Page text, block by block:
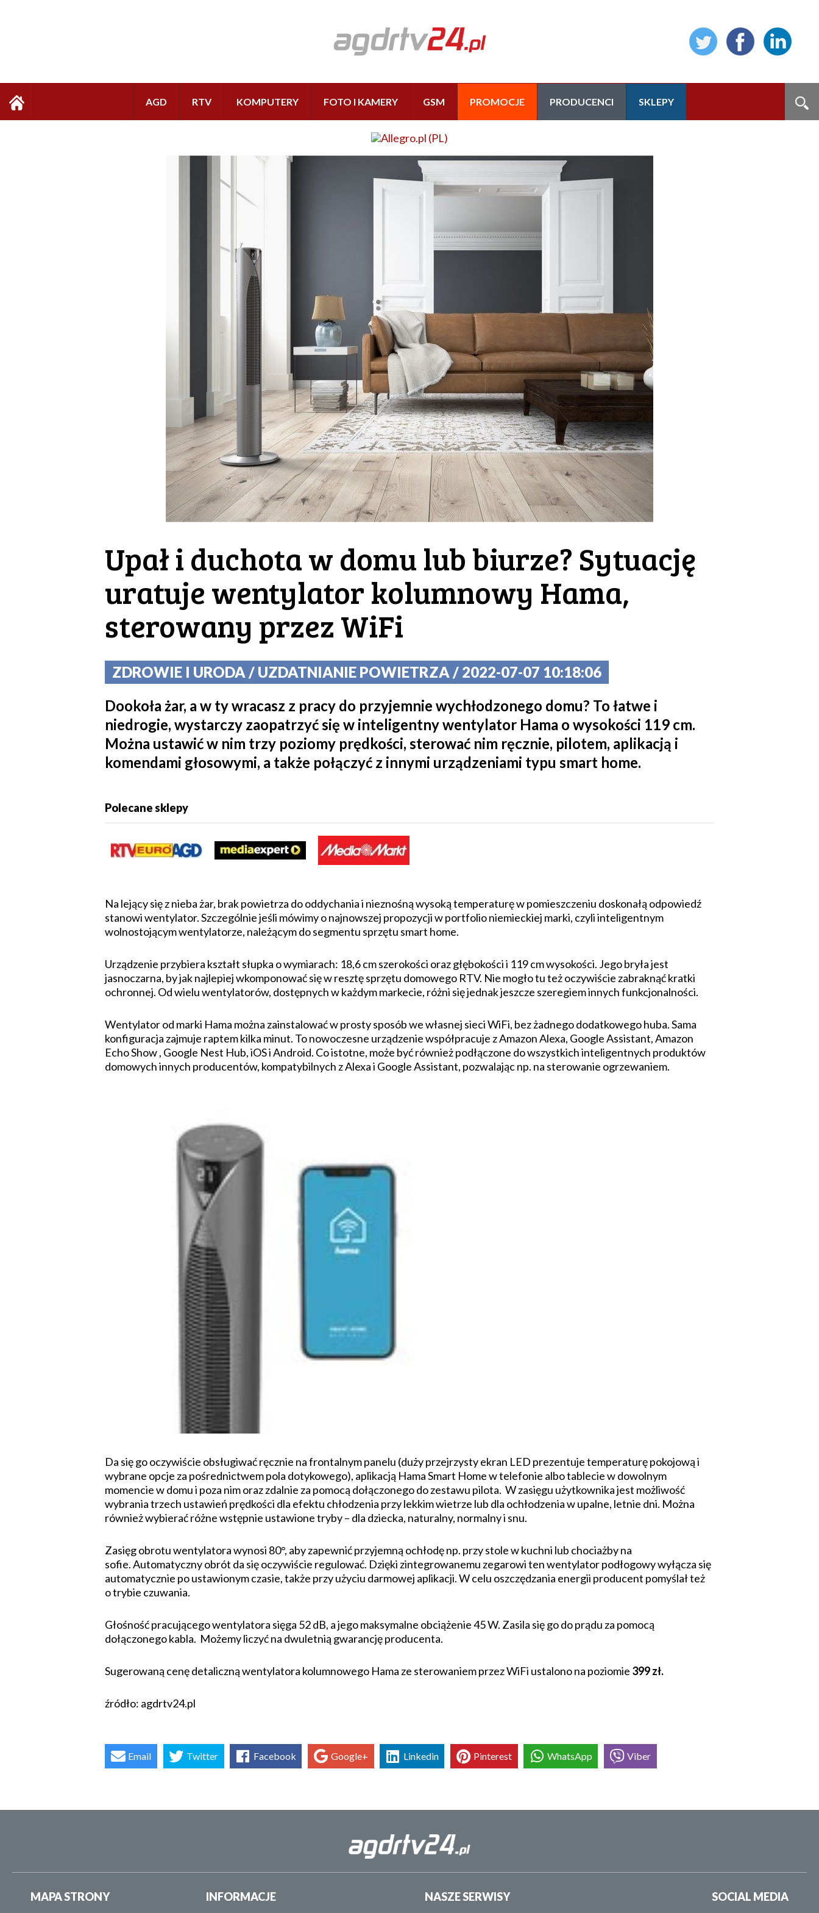
AGD RTV KOMPUTERY FOTO I KAMERY GSM PROMOCJE PRODUCENCI SKLEPY
Upał i duchota w domu lub biurze? Sytuację
uratuje wentylator kolumnowy Hama,
sterowany przez WiFi
ZDROWIE I URODA / UZDATNIANIE POWIETRZA / 2022-07-07 10:18:06
Dookoła żar, a w ty wracasz z pracy do przyjemnie wychłodzonego domu? To łatwe i
niedrogie, wystarczy zaopatrzyć się w inteligentny wentylator Hama o wysokości 119 cm.
Można ustawić w nim trzy poziomy prędkości, sterować nim ręcznie, pilotem, aplikacją i
komendami głosowymi, a także połączyć z innymi urządzeniami typu smart home.
Polecane sklepy
Na lejący się z nieba żar, brak powietrza do oddychania i nieznośną wysoką temperaturę w pomieszczeniu doskonałą odpowiedź
stanowi wentylator. Szczególnie jeśli mówimy o najnowszej propozycji w portfolio niemieckiej marki, czyli inteligentnym
wolnostojącym wentylatorze, należącym do segmentu sprzętu smart home.
Urządzenie przybiera kształt słupka o wymiarach: 18,6 cm szerokości oraz głębokości i 119 cm wysokości. Jego bryła jest
jasnoczarna, by jak najlepiej wkomponować się w resztę sprzętu domowego RTV. Nie mogło tu też oczywiście zabraknąć kratki
ochronnej. Od wielu wentylatorów, dostępnych w każdym markecie, różni się jednak jeszcze szeregiem innych funkcjonalności.
Wentylator od marki Hama można zainstalować w prosty sposób we własnej sieci WiFi, bez żadnego dodatkowego huba. Sama
konfiguracja zajmuje raptem kilka minut. To nowoczesne urządzenie współpracuje z Amazon Alexa, Google Assistant, Amazon
Echo Show , Google Nest Hub, iOS i Android. Co istotne, może być również podłączone do wszystkich inteligentnych produktów
domowych innych producentów, kompatybilnych z Alexa i Google Assistant, pozwalając np. na sterowanie ogrzewaniem.
Da się go oczywiście obsługiwać ręcznie na frontalnym panelu (duży przejrzysty ekran LED prezentuje temperaturę pokojową i
wybrane opcje za pośrednictwem pola dotykowego), aplikacją Hama Smart Home w telefonie albo tablecie w dowolnym
momencie w domu i poza nim oraz zdalnie za pomocą dołączonego do zestawu pilota. W zasięgu użytkownika jest możliwość
wybrania trzech ustawień prędkości dla efektu chłodzenia przy lekkim wietrze lub dla ochłodzenia w upalne, letnie dni. Można
również wybierać różne wstępnie ustawione tryby – dla dziecka, naturalny, normalny i snu.
Zasięg obrotu wentylatora wynosi 80°, aby zapewnić przyjemną ochłodę np. przy stole w kuchni lub chociażby na
sofie. Automatyczny obrót da się oczywiście regulować. Dzięki zintegrowanemu zegarowi ten wentylator podłogowy wyłącza się
automatycznie po ustawionym czasie, także przy użyciu darmowej aplikacji. W celu oszczędzania energii producent pomyślał też
o trybie czuwania.
Głośność pracującego wentylatora sięga 52 dB, a jego maksymalne obciążenie 45 W. Zasila się go do prądu za pomocą
dołączonego kabla. Możemy liczyć na dwuletnią gwarancję producenta.
Sugerowaną cenę detaliczną wentylatora kolumnowego Hama ze sterowaniem przez WiFi ustalono na poziomie 399 zł.
źródło: agdrtv24.pl
Email Twitter Facebook Google+ Linkedin Pinterest WhatsApp Viber
MAPA STRONY INFORMACJE NASZE SERWISY SOCIAL MEDIA